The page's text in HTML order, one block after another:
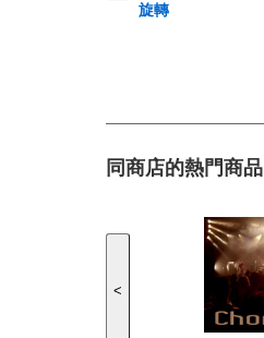
旋轉
同商店的熱門商品
<